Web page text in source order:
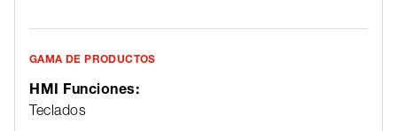
GAMA DE PRODUCTOS
HMI Funciones:
Teclados